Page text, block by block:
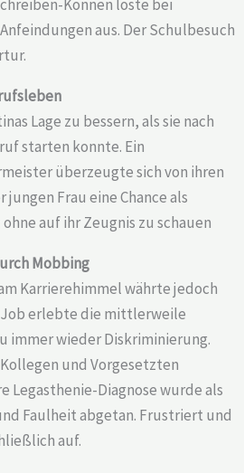
Können löste bei
aus. Der Schulbesuch
Lage zu bessern, als sie nach
starten konnte. Ein
überzeugte sich von ihren
Frau eine Chance als
auf ihr Zeugnis zu schauen
Mobbing
Karrierehimmel währte jedoch
Job erlebte die mittlerweile
immer wieder Diskriminierung.
und Vorgesetzten
Legasthenie-Diagnose wurde als
Faulheit abgetan. Frustriert und
auf.